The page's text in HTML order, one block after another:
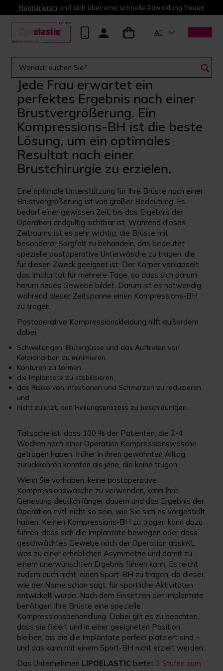
Registrieren und sich über eine schnelle Abwicklung freuen
AT
Jede Frau erwartet ein
perfektes Ergebnis nach einer
Brustvergrößerung. Ein
Kompressions-BH ist die beste
Lösung, um ein optimales
Resultat nach einer
Brustchirurgie zu erzielen.
Eine optimale Unterstützung für Ihre Brüste nach einer
Brustvergrößerung ist von großer Bedeutung. Es
bedarf einer gewissen Zeit, bis das Ergebnis der
Operation endgültig sichtbar ist. Während dieses
Zeitraums ist es sehr wichtig, die Brüste mit
besonderer Sorgfalt zu behandeln, das bedeutet
spezielle postoperative Unterwäsche zu tragen, die
für diesen Zweck geeignet ist. Der Körper verkapselt
das Implantat für mehrere Tage, so dass sich darum
herum neues Gewebe bildet. Darum ist es notwendig,
während dieser Zeitspanne einen Kompressions-BH
zu tragen.
Postoperative Kompressionskleidung hilft außerdem
dabei
Schwellungen, Blutergüsse und das Auftreten von
Keloidnarben zu minimieren,
Konturen zu formen,
die Implantate zu stabilisieren,
das Risiko von Infektionen und Schmerzen zu reduzieren
und
nicht zuletzt, den Heilungsprozess zu beschleunigen.
Tatsache ist, dass 100 % der Patienten, die 2-4
Wochen nach einer Operation Kompressionswäsche
getragen haben, früher in ihren gewohnten Alltag
zurückkehren konnten als jene, die keine trugen.
Wenn Sie vorhaben, keine postoperative
Kompressionswäsche zu verwenden, kann Ihre
Genesung deutlich länger dauern und das Ergebnis der
Operation evtl. nicht so sein, wie Sie sich es vorgestellt
haben. Keinen Kompressions-BH zu tragen kann dazu
führen, dass sich die Implantate bewegen oder dass
geschwächtes Gewebe nach der Operation absinkt,
was zu einer erheblichen Asymmetrie und damit zu
einem unerwünschten Ergebnis führen kann. Es reicht
zudem auch nicht, einen Sport-BH zu tragen, da dieser,
wie der Name schon sagt, für sportliche Aktivitäten
entwickelt wurde. Nach dem Einsetzen der Implantate
benötigen Ihre Brüste eine spezielle
Kompressionsbehandlung. Dabei gilt es zu beachten,
dass sie fixiert und in einer geeigneten Position
bleiben, bis die die Implantate perfekt platziert sind –
und das kann mit einem Sport-BH nicht erzielt werden.
Das Unternehmen LIPOELASTIC bietet2 Stufen zum